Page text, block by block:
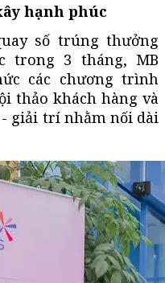
hạnh phúc
số trúng thưởng
trong 3 tháng, MB
các chương trình
thảo khách hàng và
giải trí nhằm nối dài